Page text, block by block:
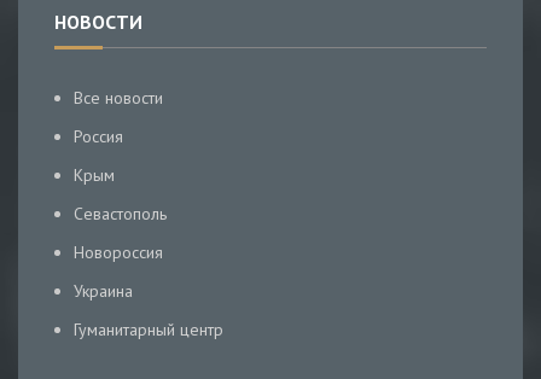
НОВОСТИ
Все новости
Россия
Крым
Севастополь
Новороссия
Украина
Гуманитарный центр